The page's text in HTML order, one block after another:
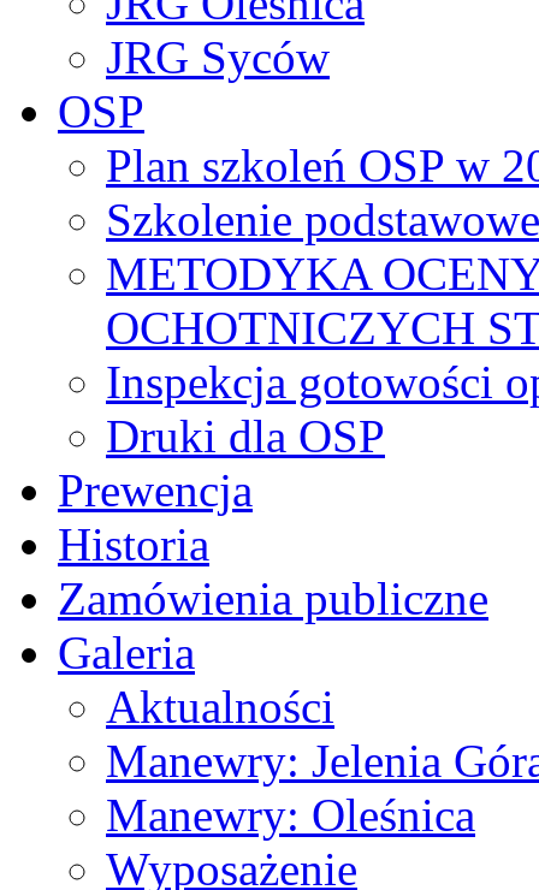
JRG Syców
OSP
Plan szkoleń OSP w
Szkolenie
METODYKA
OCHOTNICZYCH
Inspekcja gotowości
Druki dla OSP
Prewencja
Historia
Zamówienia publiczne
Galeria
Aktualności
Manewry: Jelenia
Manewry: Oleśnica
Wyposażenie